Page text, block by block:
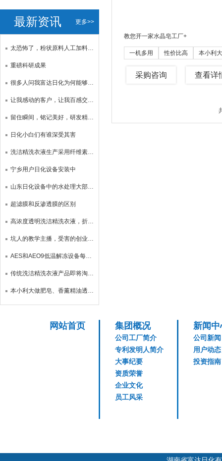
最新资讯 更多>>
太恐怖了，粉状原料人工加料危害人身健康。
重磅科研成果
很多人问我富达日化为何能够坚守31年？
让我感动的客户，让我百感交集，做其他生意亏本数百万，两年前2w投资日化设备，
留住瞬间，铭记美好，研发精品，同频共赢
日化小白们有谁深受其害
洗洁精洗衣液生产采用纤维素增稠之危害性
宁乡用户日化设备安装中
山东日化设备中的水处理大部分用廉价的超滤膜或价值10多元的pp棉取代价格昂贵品质好的反渗透膜诱惑贪图便宜的日化产品生产者！
超滤膜和反渗透膜的区别
高浓度透明洗洁精洗衣液，折光仪显示活性物11%！
坑人的教学主播，受害的创业小白
AES和AEO9低温解冻设备每台2500，能耗小，解冻速度快
传统洗洁精洗衣液产品即将淘汰，三倍浓缩品横空出世
本小利大做肥皂、香薰精油透明皂、水晶香皂洗发皂、家庭式工厂
教您开一家水晶皂工厂+
一机多用 性价比高 本小利大
采购咨询 查看详
网站首页 集团概况
公司工厂简介
专利发明人简介
大事纪要
资质荣誉
企业文化
员工风采
新闻中
公司新闻
用户动态
投资指南